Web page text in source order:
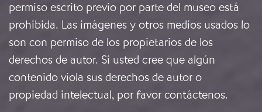
permiso escrito previo por parte del museo está
prohibida. Las imágenes y otros medios usados lo
son con permiso de los propietarios de los
derechos de autor. Si usted cree que algún
contenido viola sus derechos de autor o
propiedad intelectual, por favor contáctenos.